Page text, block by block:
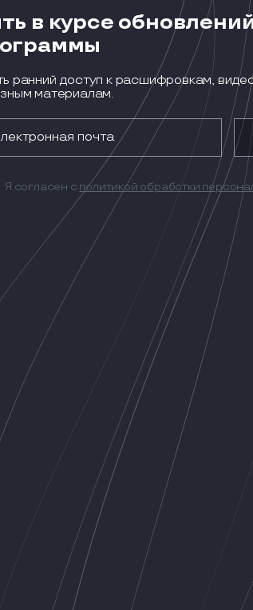
в курсе
ранний доступ к расшифровкам,
материалам.
Я согласен с политикой обработки